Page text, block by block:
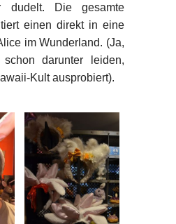
dudelt. Die gesamte
einen direkt in eine
im Wunderland. (Ja,
darunter leiden,
Kult ausprobiert).